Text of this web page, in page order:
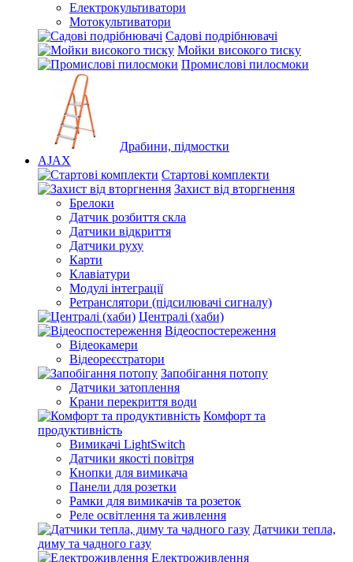
Електрокультиватори
Мотокультиватори
Садові подрібнювачі
Мойки високого тиску
Промислові пилосмоки
Драбини, підмостки
AJAX
Стартові комплекти
Захист від вторгнення
Брелоки
Датчик розбиття скла
Датчики відкриття
Датчики руху
Карти
Клавіатури
Модулі інтеграції
Ретранслятори (підсилювачі сигналу)
Централі (хаби)
Відеоспостереження
Відеокамери
Відеореєстратори
Запобігання потопу
Датчики затоплення
Крани перекриття води
Комфорт та
продуктивність
Вимикачі LightSwitch
Датчики якості повітря
Кнопки для вимикача
Панели для розетки
Рамки для вимикачів та розеток
Реле освітлення та живлення
Датчики тепла,
диму та чадного газу
Електроживлення